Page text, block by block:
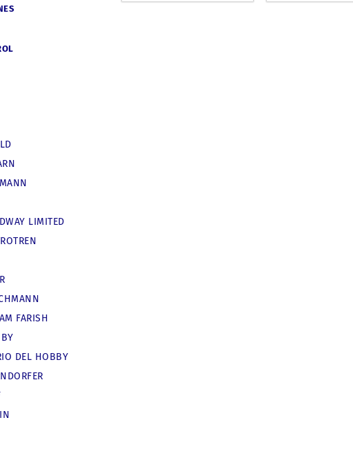
LIMITED
FARISH
DEL HOBBY